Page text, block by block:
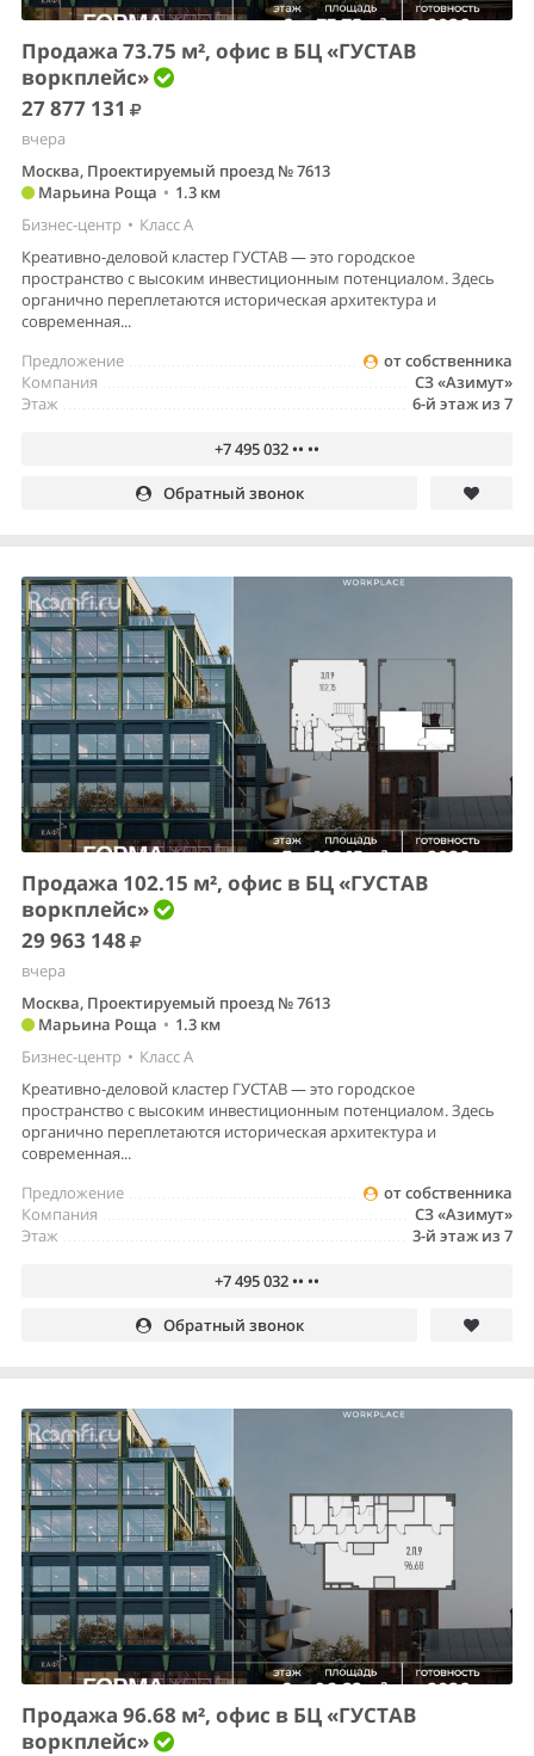
Продажа 73.75 м², офис в БЦ «ГУСТАВ
воркплейс»
27 877 131
вчера
Москва, Проектируемый проезд № 7613
Марьина Роща • 1.3 км
Бизнес-центр • Класс A
Креативно-деловой кластер ГУСТАВ — это городское
пространство с высоким инвестиционным потенциалом. Здесь
органично переплетаются историческая архитектура и
современная...
от собственника
Предложение
СЗ «Азимут»
Компания
6-й этаж из 7
Этаж
+7 495 032 •• ••
Обратный звонок
Продажа 102.15 м², офис в БЦ «ГУСТАВ
воркплейс»
29 963 148
вчера
Москва, Проектируемый проезд № 7613
Марьина Роща • 1.3 км
Бизнес-центр • Класс A
Креативно-деловой кластер ГУСТАВ — это городское
пространство с высоким инвестиционным потенциалом. Здесь
органично переплетаются историческая архитектура и
современная...
от собственника
Предложение
СЗ «Азимут»
Компания
3-й этаж из 7
Этаж
+7 495 032 •• ••
Обратный звонок
Продажа 96.68 м², офис в БЦ «ГУСТАВ
воркплейс»